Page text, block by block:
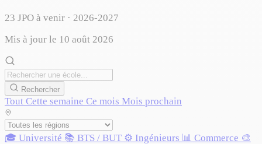
23 JPO à venir · 2026-2027
Mis à jour le 10 août 2026
Rechercher
Tout Cette semaine Ce mois Mois prochain
🎓 Université 📚 BTS / BUT ⚙️ Ingénieurs 📊 Commerce 🎨